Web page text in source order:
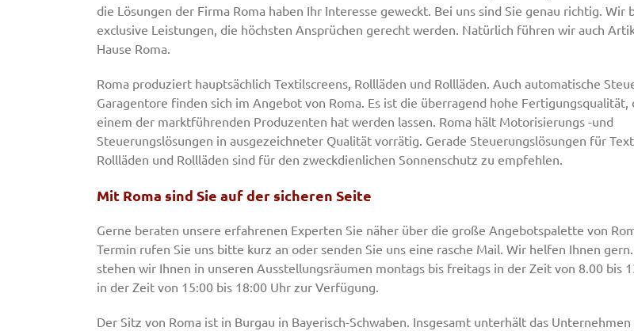
die Lösungen der Firma Roma haben Ihr Interesse geweckt. Bei uns sind Sie genau richtig. Wir
exclusive Leistungen, die höchsten Ansprüchen gerecht werden. Natürlich führen wir auch
Hause Roma.
Roma produziert hauptsächlich Textilscreens, Rollläden und Rollläden. Auch automatische
Garagentore finden sich im Angebot von Roma. Es ist die überragend hohe Fertigungsqualität,
einem der marktführenden Produzenten hat werden lassen. Roma hält Motorisierungs -und
Steuerungslösungen in ausgezeichneter Qualität vorrätig. Gerade Steuerungslösungen für
Rollläden und Rollläden sind für den zweckdienlichen Sonnenschutz zu empfehlen.
Mit Roma sind Sie auf der sicheren Seite
Gerne beraten unsere erfahrenen Experten Sie näher über die große Angebotspalette von
Termin rufen Sie uns bitte kurz an oder senden Sie uns eine rasche Mail. Wir helfen Ihnen
stehen wir Ihnen in unseren Ausstellungsräumen montags bis freitags in der Zeit von 8.00 bis
in der Zeit von 15:00 bis 18:00 Uhr zur Verfügung.
Der Sitz von Roma ist in Burgau in Bayerisch-Schwaben. Insgesamt unterhält das